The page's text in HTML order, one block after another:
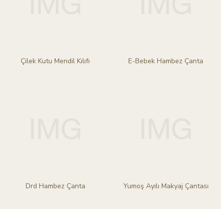
Çilek Kutu Mendil Kılıfı E-Bebek Hambez Çanta
Drd Hambez Çanta Yumoş Ayılı Makyaj Çantası